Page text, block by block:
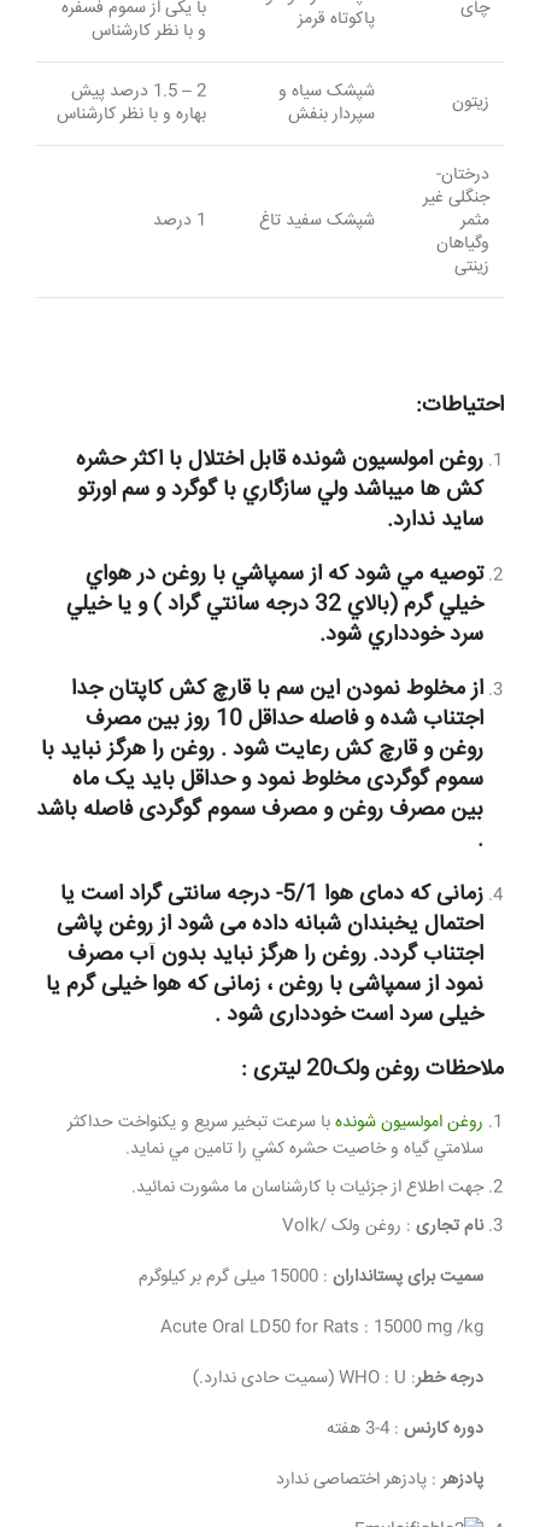
چای
پاکوتاه قرمز
با یکی از سموم فسفره
و با نظر کارشناس
زیتون
شپشک سیاه و
سپردار بنفش
2 – 1.5 درصد پیش
بهاره و با نظر کارشناس
درختان­
جنگلی غیر
مثمر
وگیاهان
زینتی
شپشک سفید تاغ 1 درصد
احتياطات:
روغن امولسيون شونده قابل اختلال با اكثر حشره
كش ها ميباشد ولي سازگاري با گوگرد و سم اورتو
سايد ندارد.
توصيه مي شود كه از سمپاشي با روغن در هواي
خيلي گرم (بالاي 32 درجه سانتي گراد ) و يا خيلي
سرد خودداري شود.
از مخلوط نمودن این سم با قارچ کش کاپتان جدا
اجتناب شده و فاصله حداقل 10 روز بین مصرف
روغن و قارچ کش رعایت شود . روغن را هرگز نباید با
سموم گوگردی مخلوط نمود و حداقل باید یک ماه
بین مصرف روغن و مصرف سموم گوگردی فاصله باشد
.
زمانی که دمای هوا 5/1- درجه سانتی گراد است یا
احتمال یخبندان شبانه داده می شود از روغن پاشی
اجتناب گردد. روغن را هرگز نباید بدون آب مصرف
نمود از سمپاشی با روغن ، زمانی که هوا خیلی گرم یا
خیلی سرد است خودداری شود .
ملاحظات روغن ولک20 لیتری :
روغن امولسيون شوندهبا سرعت تبخير سريع و يكنواخت حداكثر
سلامتي گياه و خاصيت حشره كشي را تامين مي نمايد.
جهت اطلاع از جزئيات با كارشناسان ما مشورت نمائيد.
نام تجاری : روغن ولک /Volk
سمیت برای پستانداران : 15000 میلی گرم بر کیلوگرم
Acute Oral LD50 for Rats : 15000 mg /kg
درجه خطر: WHO : U (سمیت حادی ندارد.)
دوره کارنس : 4-3 هفته
پادزهر: پادزهر اختصاصی ندارد